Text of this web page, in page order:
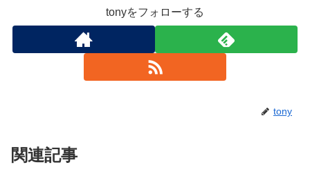
tonyをフォローする
tony
関連記事